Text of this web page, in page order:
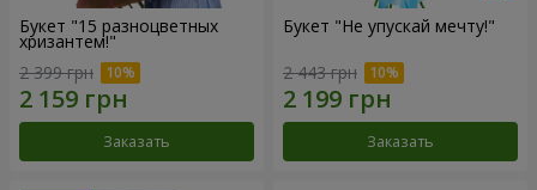
Букет "15 разноцветных
хризантем!"
2 399 грн
Заказать
Букет "Не упускай мечту!"
2 443 грн
Заказать